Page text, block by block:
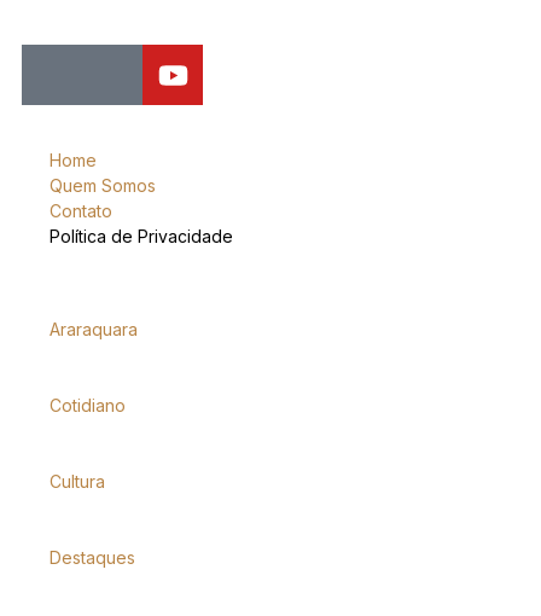
Home
Quem Somos
Contato
Política de Privacidade
Araraquara
Cotidiano
Cultura
Destaques